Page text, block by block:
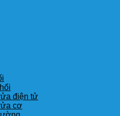
điện tử
cơ